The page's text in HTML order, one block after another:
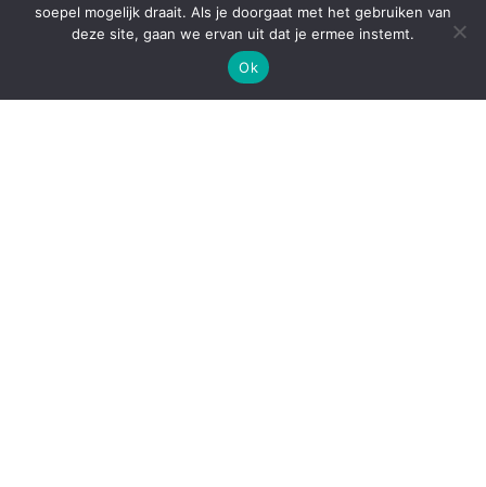
soepel mogelijk draait. Als je doorgaat met het gebruiken van
deze site, gaan we ervan uit dat je ermee instemt.
Ok